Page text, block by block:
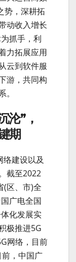
势，深耕拓
动收入增长
抓手，利
力拓展应用
云到软件服
游，共同构
沦”，
期
建设以及
截至2022
(区、市)全
广电全国
化发展实
极推进5G
网络，目前
，中国广